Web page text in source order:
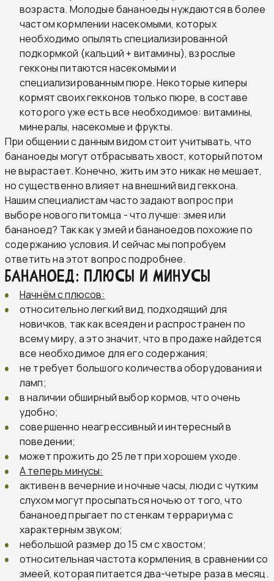
возраста. Молодые бананоеды нуждаются в более
частом кормлении насекомыми, которых
необходимо опылять специализированной
подкормкой (кальций + витамины), взрослые
гекконы питаются насекомыми и
специализированным пюре. Некоторые киперы
кормят своих гекконов только пюре, в составе
которого уже есть все необходимое: витамины,
минералы, насекомые и фрукты.
При общении с данным видом стоит учитывать, что
бананоеды могут отбрасывать хвост, который потом
не вырастает. Конечно, жить им это никак не мешает,
но существенно влияет на внешний вид геккона.
Нашим специалистам часто задают вопрос при
выборе нового питомца - что лучше: змея или
бананоед? Так как у змей и бананоедов похожие по
содержанию условия. И сейчас мы попробуем
ответить на этот вопрос подробнее.
Бананоед: плюсы и минусы
Начнём с плюсов:
относительно легкий вид, подходящий для
новичков, так как всеяден и распространен по
всему миру, а это значит, что в продаже найдется
все необходимое для его содержания;
не требует большого количества оборудования и
ламп;
в наличии обширный выбор кормов, что очень
удобно;
совершенно неагрессивный и интересный в
поведении;
может прожить до 25 лет при хорошем уходе.
А теперь минусы:
активен в вечерние и ночные часы, люди с чутким
слухом могут просыпаться ночью от того, что
бананоед прыгает по стенкам террариума с
характерным звуком;
небольшой размер до 15 см с хвостом;
относительная частота кормления, в сравнении со
змеей, которая питается два-четыре раза в месяц.